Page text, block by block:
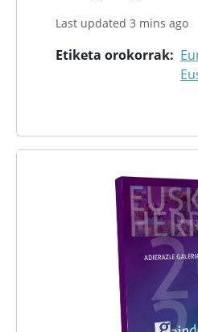
Last updated 3 mins ago
Etiketa orokorrak